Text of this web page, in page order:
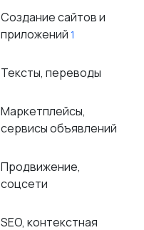
Создание сайтов и
приложений 1
Тексты, переводы
Маркетплейсы,
сервисы объявлений
Продвижение,
соцсети
SEO, контекстная